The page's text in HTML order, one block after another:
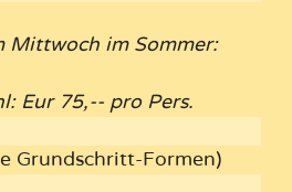
Mittwoch im Sommer:
Eur 75,-- pro Pers.
Grundschritt-Formen)